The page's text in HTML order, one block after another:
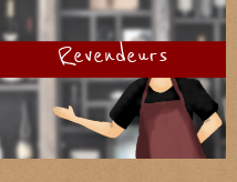
oublié !
Revendeurs